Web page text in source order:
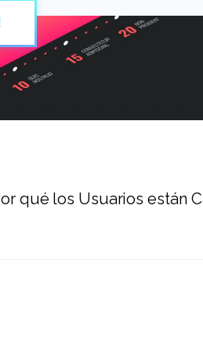
qué los Usuarios están